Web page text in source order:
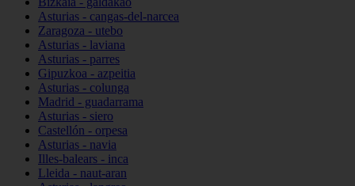
Asturias - cangas-del-narcea
Zaragoza - utebo
Asturias - laviana
Asturias - parres
Gipuzkoa - azpeitia
Asturias - colunga
Madrid - guadarrama
Asturias - siero
Castellón - orpesa
Asturias - navia
Illes-balears - inca
Lleida - naut-aran